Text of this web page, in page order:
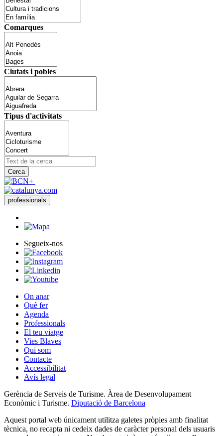
Comarques
Ciutats i pobles
Tipus d'activitats
Cerca
professionals
Segueix-nos
On anar
Què fer
Agenda
Professionals
El teu viatge
Vies Blaves
Qui som
Contacte
Accessibilitat
Avís legal
Gerència de Serveis de Turisme. Àrea de Desenvolupament
Econòmic i Turisme. Diputació de Barcelona
Aquest portal web únicament utilitza galetes pròpies amb finalitat
tècnica, no recapta ni cedeix dades de caràcter personal dels usuaris